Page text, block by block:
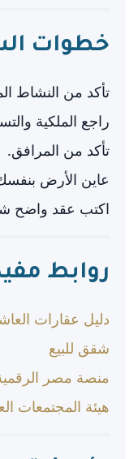
خطوات
تأكد من النشاط
راجع الملكية
تأكد من المرافق.
عاين الأرض
اكتب عقد واضح
روابط
دليل عقارات
شقق للبيع
منصة مصر
هيئة المجتمعات